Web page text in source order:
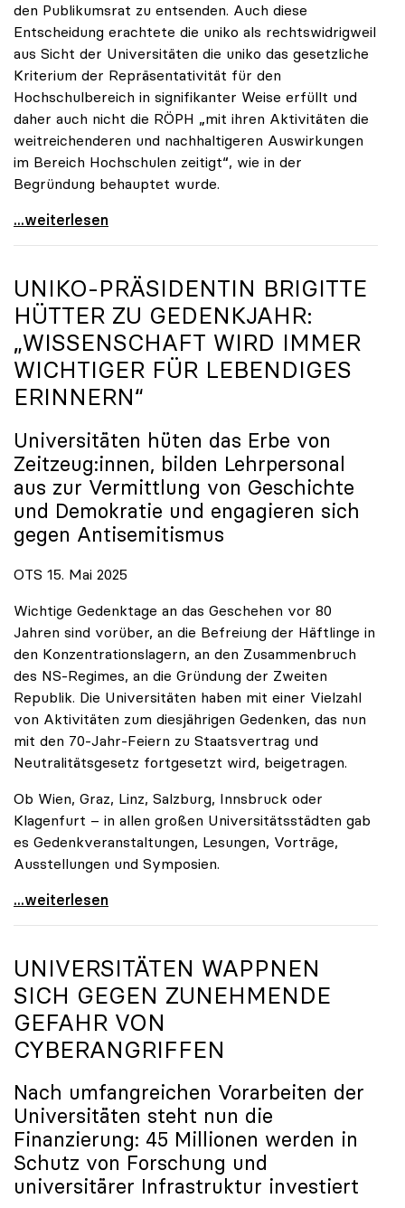
den Publikumsrat zu entsenden. Auch diese
Entscheidung erachtete die uniko als rechtswidrigweil
aus Sicht der Universitäten die uniko das gesetzliche
Kriterium der Repräsentativität für den
Hochschulbereich in signifikanter Weise erfüllt und
daher auch nicht die RÖPH „mit ihren Aktivitäten die
weitreichenderen und nachhaltigeren Auswirkungen
im Bereich Hochschulen zeitigt“, wie in der
Begründung behauptet wurde.
ORF-Publikumsrat: Regierung entsendet nun doch
...weiterlesen
UNIKO-PRÄSIDENTIN BRIGITTE
HÜTTER ZU GEDENKJAHR:
„WISSENSCHAFT WIRD IMMER
WICHTIGER FÜR LEBENDIGES
ERINNERN“
Universitäten hüten das Erbe von
Zeitzeug:innen, bilden Lehrpersonal
aus zur Vermittlung von Geschichte
und Demokratie und engagieren sich
gegen Antisemitismus
OTS 15. Mai 2025
Wichtige Gedenktage an das Geschehen vor 80
Jahren sind vorüber, an die Befreiung der Häftlinge in
den Konzentrationslagern, an den Zusammenbruch
des NS-Regimes, an die Gründung der Zweiten
Republik. Die Universitäten haben mit einer Vielzahl
von Aktivitäten zum diesjährigen Gedenken, das nun
mit den 70-Jahr-Feiern zu Staatsvertrag und
Neutralitätsgesetz fortgesetzt wird, beigetragen.
Ob Wien, Graz, Linz, Salzburg, Innsbruck oder
Klagenfurt – in allen großen Universitätsstädten gab
es Gedenkveranstaltungen, Lesungen, Vorträge,
Ausstellungen und Symposien.
uniko-Präsidentin Brigitte Hütter zu Gedenkjahr:
...weiterlesen
UNIVERSITÄTEN WAPPNEN
SICH GEGEN ZUNEHMENDE
GEFAHR VON
CYBERANGRIFFEN
Nach umfangreichen Vorarbeiten der
Universitäten steht nun die
Finanzierung: 45 Millionen werden in
Schutz von Forschung und
universitärer Infrastruktur investiert